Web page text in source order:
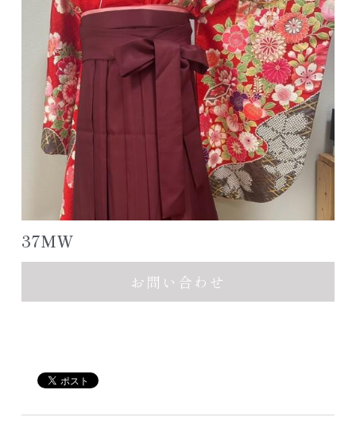
7歳カタログ
お宮参り・産着
七五三ヘアスタイル
訪問着カタログ
黒留袖カタログ
色留袖カタログ
卒業袴プラン
二尺袖・卒業袴カタログ
料金表
着付け教室
アクセス/お問合せ
公式LINE追加
よくあるご質問
レンタルスペース浦安
37MW
お問い合わせ